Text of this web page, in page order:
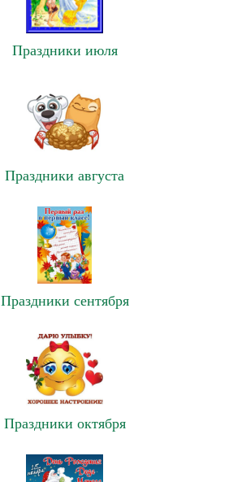
Праздники июля
Праздники августа
Праздники сентября
Праздники октября